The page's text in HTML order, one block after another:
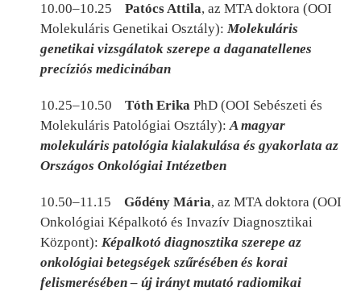
10.00–10.25 Patócs Attila, az MTA doktora (OOI
Molekuláris Genetikai Osztály): Molekuláris
genetikai vizsgálatok szerepe a daganatellenes
precíziós medicinában
10.25–10.50 Tóth Erika PhD (OOI Sebészeti és
Molekuláris Patológiai Osztály): A magyar
molekuláris patológia kialakulása és gyakorlata az
Országos Onkológiai Intézetben
10.50–11.15 Gődény Mária, az MTA doktora (OOI
Onkológiai Képalkotó és Invazív Diagnosztikai
Központ): Képalkotó diagnosztika szerepe az
onkológiai betegségek szűrésében és korai
felismerésében – új irányt mutató radiomikai